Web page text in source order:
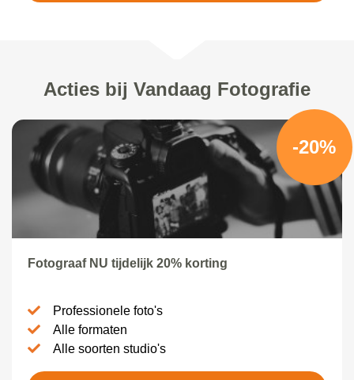
Acties bij Vandaag Fotografie
-20%
Fotograaf NU tijdelijk 20% korting
Professionele foto's
Alle formaten
Alle soorten studio's